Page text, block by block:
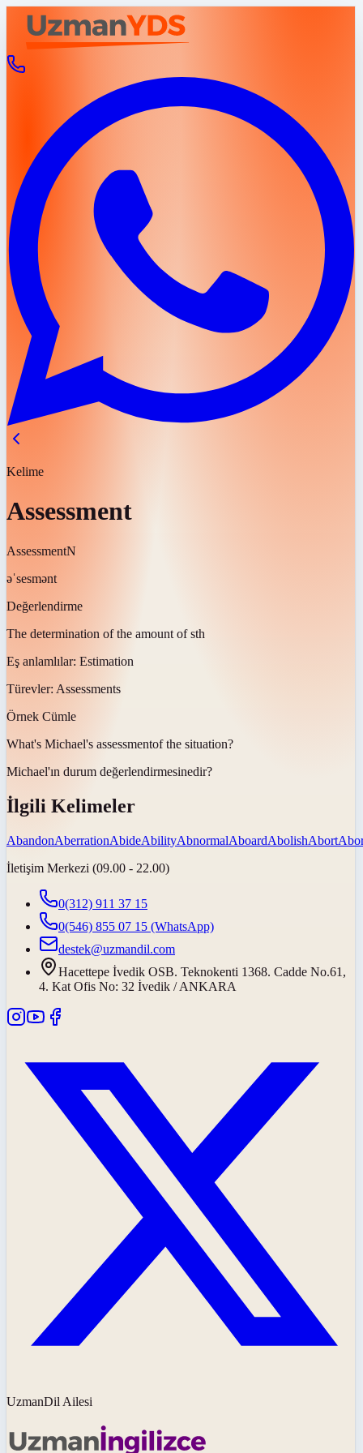
Kelime
Assessment
AssessmentN
əˈsesmənt
Değerlendirme
The determination of the amount of sth
Eş anlamlılar: Estimation
Türevler: Assessments
Örnek Cümle
What's Michael's assessmentof the situation?
Michael'ın durum değerlendirmesinedir?
İlgili Kelimeler
AbandonAberrationAbideAbilityAbnormalAboardAbolishAbort
İletişim Merkezi (09.00 - 22.00)
0(312) 911 37 15
0(546) 855 07 15 (WhatsApp)
destek@uzmandil.com
Hacettepe İvedik OSB. Teknokenti 1368. Cadde No.61,
4. Kat Ofis No: 32 İvedik / ANKARA
UzmanDil Ailesi